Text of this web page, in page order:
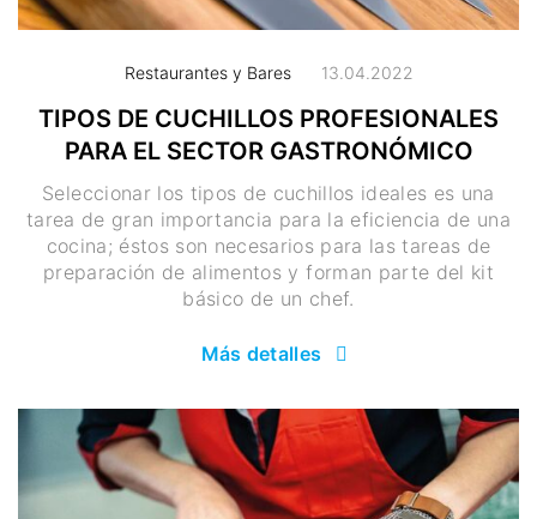
Restaurantes y Bares 13.04.2022
TIPOS DE CUCHILLOS PROFESIONALES
PARA EL SECTOR GASTRONÓMICO
Seleccionar los tipos de cuchillos ideales es una
tarea de gran importancia para la eficiencia de una
cocina; éstos son necesarios para las tareas de
preparación de alimentos y forman parte del kit
básico de un chef.
Más detalles